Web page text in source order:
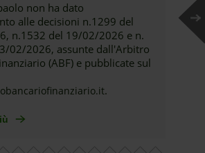
non ha dato
alle decisioni n.1299 del
n.1532 del 19/02/2026 e n.
02/2026, assunte dall'Arbitro
(ABF) e pubblicate sul
.